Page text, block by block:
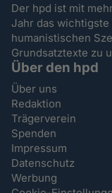
Der hpd ist mit
Jahr das
humanistischen
Grundsatztexte zu
Über den hpd
Über uns
Redaktion
Trägerverein
Spenden
Impressum
Datenschutz
Werbung